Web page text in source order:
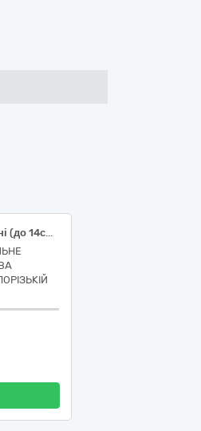
Огірки свіжі, польові, короткоплідні (до 14см), ДСТУ 3247 (ДК 021:2015 код 03220000-9 - Овочі, фрукти та горіхи)